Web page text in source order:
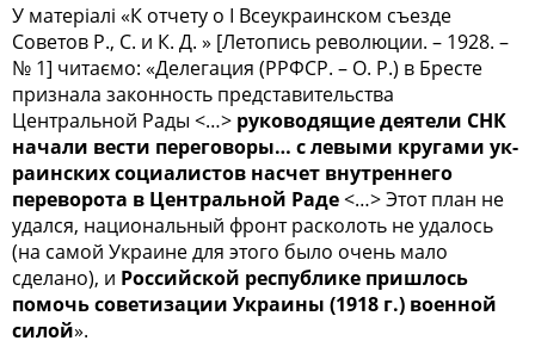
У матеріалі «К отчету о I Всеукраинском съезде
Советов Р., С. и К. Д. » [Летопись революции. – 1928. –
№ 1] читаємо: «Делегация (РРФСР. – О. Р.) в Бресте
признала законность представительства
Центральной Рады <…> руководящие деятели СНК
начали вести переговоры… с левыми кругами ук­
ра­инских социалистов насчет внутреннего
переворота в Центральной Раде<…> Этот план не
удался, национальный фронт расколоть не удалось
(на самой Украине для этого было очень мало
сделано), и Российской республике пришлось
помочь советизации Украины (1918 г.) военной
силой».